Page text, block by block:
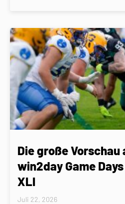
Die große Vorschau
win2day Game
XLI
Juli 22, 2026